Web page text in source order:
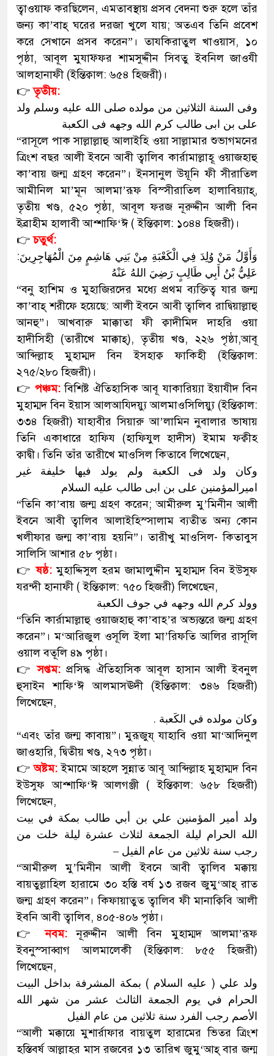
ত্বাওয়াফ করছিলেন, এমতাবস্থায় প্রসব বেদনা শুরু হলে তাঁর
জন্য কা’বাহ্ ঘরের দরজা খুলে যায়; অতএব তিনি প্রবেশ
করে সেখানে প্রসব করেন”। তাযকিরাতুল খাওয়াস, ১০
পৃষ্ঠা, আবূল মুযাফ্ফর শামসুদ্দীন সিব্তু ইবনিল জাওযী
আলহানাফী (ইন্তিক্বাল: ৬৫৪ হিজরী)।
👉তৃতীয়:
وفی السنة الثلاثین من مولده صلی الله علیه وسلم ولد
علی بن ابی طالب کرم الله وجهه فی الکعبة
“রাসূলে পাক সাল্লাল্লাহু আলাইহি ওয়া সাল্লামার শুভাগমনের
ত্রিংশ বছর আলী ইবনে আবী ত্বালিব কার্রামাল্লাহূ ওয়াজহাহু
কা’বায় জন্ম গ্রহণ করেন”। ইনসানুল উয়ূনি ফী সীরাতিল
আমীনিল মা’মূন আলমা’রূফ বিস্সীরাতিল হালাবিয়্যাহ্,
তৃতীয় খণ্ড, ৫২০ পৃষ্ঠা, আবূল ফরজ নূরুদ্দীন আলী বিন
ইব্রাহীম হালাবী আশ্শাফি‘ঈ ( ইন্তিক্বাল: ১০৪৪ হিজরী)।
👉চতুর্থ:
وَأَوَّلُ مَنْ وُلِدَ فِي الْكَعْبَةِ مِنْ بَنِي هَاشِمٍ مِنَ الْمُهَاجِرِينَ:
عَلِيُّ بْنُ أَبِي طَالِبٍ رَضِيَ اللهُ عَنْهُ
“বনু হাশিম ও মুহাজিরদের মধ্যে প্রথম ব্যক্তিত্ব যার জন্ম
কা’বাহ্ শরীফে হয়েছে: আলী ইবনে আবী ত্বালিব রাদ্বিয়াল্লাহু
আনহু”। আখবারু মাক্কাতা ফী ক্বাদীমিদ দাহরি ওয়া
হাদীসিহী (তারীখে মাক্কাহ্), তৃতীয় খণ্ড, ২২৬ পৃষ্ঠা,আবূ
আব্দিল্লাহ মুহাম্মদ বিন ইসহাক্ব ফাকিহী (ইন্তিক্বাল:
২৭৫/২৮০ হিজরী)।
👉 পঞ্চম: বিশিষ্ট ঐতিহাসিক আবূ যাকারিয়্যা ইয়াযীদ বিন
মুহাম্মদ বিন ইয়াস আলআয্দিয়্যু আলমাওসিলিয়্যু (ইন্তিক্বাল:
৩৩৪ হিজরী) যাহাবীর সিয়ারু আ’লামিন নুবালার ভাষায়
তিনি একাধারে হাফিয (হাফিযুল হাদীস) ইমাম ফক্বীহ
ক্বাদ্বী। তিনি তাঁর তারীখে মাওসিল কিতাবে লিখেছেন,
وکان ولد فی الکعبة ولم یولد فیها خلیفة غیر
امیرالمؤمنین علی بن ابی طالب علیه السلام
“তিনি কা’বায় জন্ম গ্রহণ করেন; আমীরুল মু’মিনীন আলী
ইবনে আবী ত্বালিব আলাইহিস্সালাম ব্যতীত অন্য কোন
খলীফার জন্ম কা’বায় হয়নি”। তারীখু মাওসিল- কিতাবুস
সালিসি আশার ৫৮ পৃষ্ঠা।
👉ষষ্ঠ: মুহাদ্দিসুল হরম জামালুদ্দীন মুহাম্মদ বিন ইউসুফ
যরন্দী হানাফী ( ইন্তিক্বাল: ৭৫০ হিজরী) লিখেছেন,
وولد کرم الله وجهه في جوف الکعبة
“তিনি কার্রামাল্লাহু ওয়াজহাহু কা’বাহ’র অভ্যন্তরে জন্ম গ্রহণ
করেন”। ম‘আরিজুল ওসূলি ইলা মা’রিফতি আলির রাসূলি
ওয়াল বতূলি ৪৯ পৃষ্ঠা।
👉সপ্তম: প্রসিদ্ধ ঐতিহাসিক আবূল হাসান আলী ইবনুল
হুসাইন শাফি‘ঈ আলমাসঊদী (ইন্তিক্বাল: ৩৪৬ হিজরী)
লিখেছেন,
وكان مولده في الكَعبة .
“এবং তাঁর জন্ম কাবায়”। মুরূজুয্ যাহাবি ওয়া মা‘আদিনুল
জাওহারি, দ্বিতীয় খণ্ড, ২৭৩ পৃষ্ঠা।
👉অষ্টম: ইমামে আহলে সুন্নাত আবূ আব্দিল্লাহ মুহাম্মদ বিন
ইউসুফ আশ্শাফি‘ঈ আলগঞ্জী ( ইন্তিক্বাল: ৬৫৮ হিজরী)
লিখেছেন,
ولد أمير المؤمنين علي بن أبي طالب بمكة في بيت
الله الحرام ليلة الجمعة لثلاث عشرة ليلة خلت من
رجب سنة ثلاثين من عام الفيل –
“আমীরুল মু’মিনীন আলী ইবনে আবী ত্বালিব মক্কায়
বায়তুল্লাহিল হারামে ৩০ হস্তি বর্ষ ১৩ রজব জুমু‘আহ্ রাত
জন্ম গ্রহণ করেন”। কিফায়াতুত ত্বালিব ফী মানাক্বিবি আলী
ইবনি আবী ত্বালিব, ৪০৫-৪০৬ পৃষ্ঠা।
👉নবম:
নূরুদ্দীন আলী বিন মুহাম্মদ আলমা’রূফ
ইবনুস্সাব্বাগ আলমালেকী (ইন্তিক্বাল: ৮৫৫ হিজরী)
লিখেছেন,
ولد علي ( عليه السلام ) بمكة المشرفة بداخل البيت
الحرام في يوم الجمعة الثالث عشر من شهر الله
الأصم رجب الفرد سنة ثلاثين من عام الفيل
“আলী মক্কায়ে মুশার্রাফার বায়তুল হারামের ভিতর ত্রিংশ
হস্তিবর্ষ আল্লাহর মাস রজবের ১৩ তারিখ জুমু‘আহ্ বার জন্ম